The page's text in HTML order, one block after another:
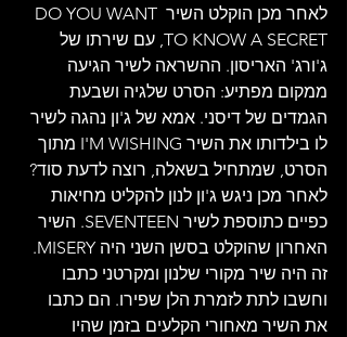
לאחר מכן הוקלט השיר DO YOU WANT
TO KNOW A SECRET, עם שירתו של
ג'ורג' האריסון. ההשראה לשיר הגיעה
ממקום מפתיע: הסרט שלגיה ושבעת
הגמדים של דיסני. אמא של ג'ון נהגה לשיר
לו בילדותו את השיר I'M WISHING מתוך
הסרט, שמתחיל בשאלה, רוצה לדעת סוד?
לאחר מכן ניגש ג'ון לנון להקליט מחיאות
כפיים כתוספת לשיר SEVENTEEN. השיר
האחרון שהוקלט בסשן השני היה MISERY.
זה היה שיר מקורי שלנון ומקרטני כתבו
וחשבו לתת לזמרת הלן שפירו. הם כתבו
את השיר מאחורי הקלעים בזמן שהיו